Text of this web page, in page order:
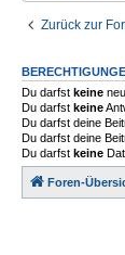
Zurück zur
Du darfst keine
Du darfst keine
Du darfst deine
Du darfst deine
Du darfst keine
Foren-